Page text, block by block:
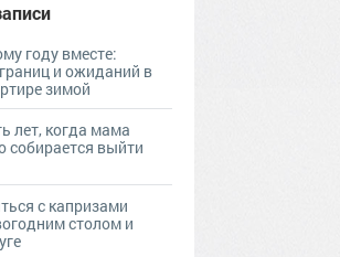
году вместе:
и ожиданий в
зимой
лет, когда мама
собирается выйти
с капризами
столом и